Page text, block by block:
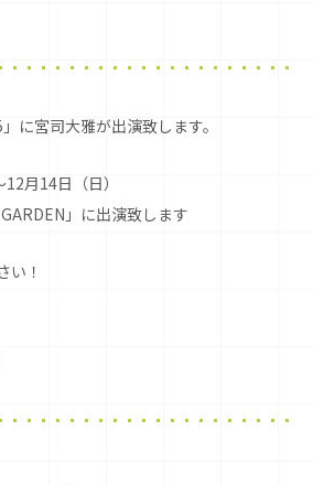
に宮司大雅が出演致します。
月14日（日）
」に出演致します
い！